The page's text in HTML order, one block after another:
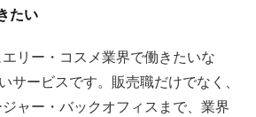
たい
リー・コスメ業界で働きたいな
サービスです。販売職だけでなく、
ャー・バックオフィスまで、業界